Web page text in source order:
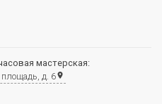
мастерская:
д. 6place